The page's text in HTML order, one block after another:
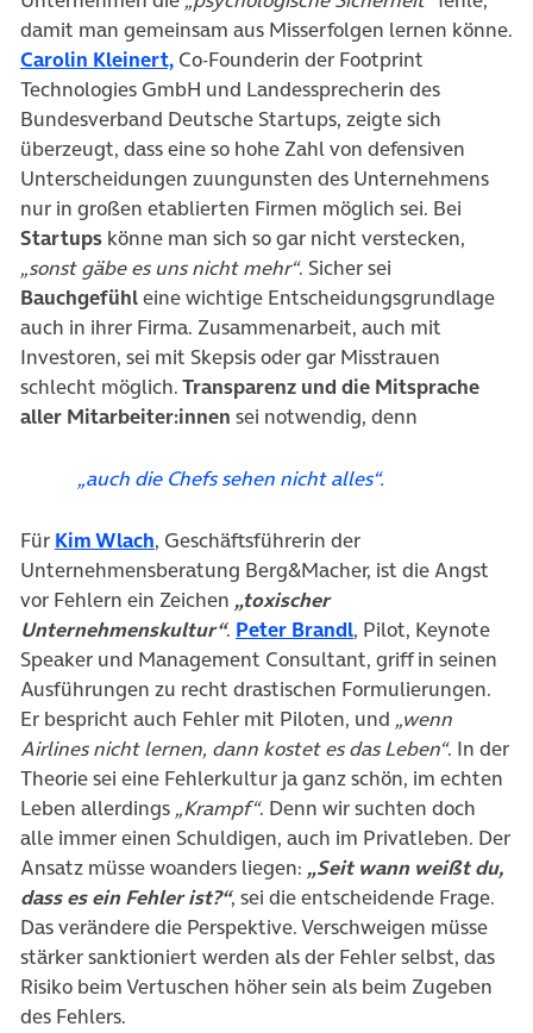
damit man gemeinsam aus Misserfolgen lernen könne.
Carolin Kleinert,(öffnet in neuem Tab)
Co-Founderin der Footprint
Technologies GmbH und Landessprecherin des
Bundesverband Deutsche Startups, zeigte sich
überzeugt, dass eine so hohe Zahl von defensiven
Unterscheidungen zuungunsten des Unternehmens
nur in großen etablierten Firmen möglich sei. Bei
Startups könne man sich so gar nicht verstecken,
„sonst gäbe es uns nicht mehr“. Sicher sei
Bauchgefühleine wichtige Entscheidungsgrundlage
auch in ihrer Firma. Zusammenarbeit, auch mit
Investoren, sei mit Skepsis oder gar Misstrauen
schlecht möglich.Transparenz und die Mitsprache
aller Mitarbeiter:innen sei notwendig, denn
„auch die Chefs sehen nicht alles“.
Für Kim Wlach(öffnet in neuem Tab)
, Geschäftsführerin der
Unternehmensberatung Berg&Macher, ist die Angst
vor Fehlern ein Zeichen „toxischer
Unternehmenskultur“. Peter Brandl(öffnet in neuem
, Pilot, Keynote
Speaker und Management Consultant, griff in seinen
Ausführungen zu recht drastischen Formulierungen.
Er bespricht auch Fehler mit Piloten, und „wenn
Airlines nicht lernen, dann kostet es das Leben“. In der
Theorie sei eine Fehlerkultur ja ganz schön, im echten
Leben allerdings „Krampf“. Denn wir suchten doch
alle immer einen Schuldigen, auch im Privatleben. Der
Ansatz müsse woanders liegen: „Seit wann weißt du,
dass es ein Fehler ist?“, sei die entscheidende Frage.
Das verändere die Perspektive. Verschweigen müsse
stärker sanktioniert werden als der Fehler selbst, das
Risiko beim Vertuschen höher sein als beim Zugeben
des Fehlers.